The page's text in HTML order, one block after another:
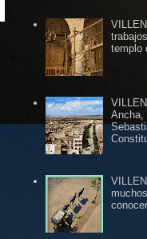
templo
Ancha,